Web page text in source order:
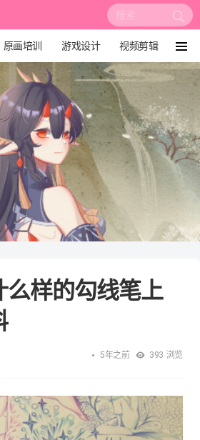
搜
索:
原画培训 游戏设计 视频剪辑
培训课程 动画设计
板绘培训
单
么样的勾线笔上
5年之前 393 浏览